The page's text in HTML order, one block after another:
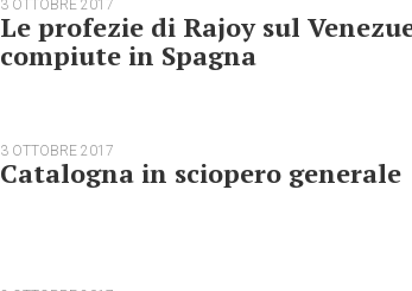
3 OTTOBRE 2017
Le profezie di Rajoy sul
compiute in Spagna
3 OTTOBRE 2017
Catalogna in sciopero generale